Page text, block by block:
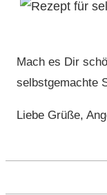
Mach es Dir
selbstgemachte
Liebe Grüße,